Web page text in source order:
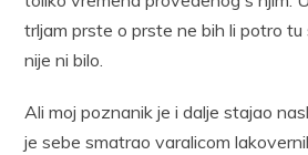
trljam prste o prste ne bih li potro tu
nije ni bilo.
Ali moj poznanik je i dalje stajao
je sebe smatrao varalicom